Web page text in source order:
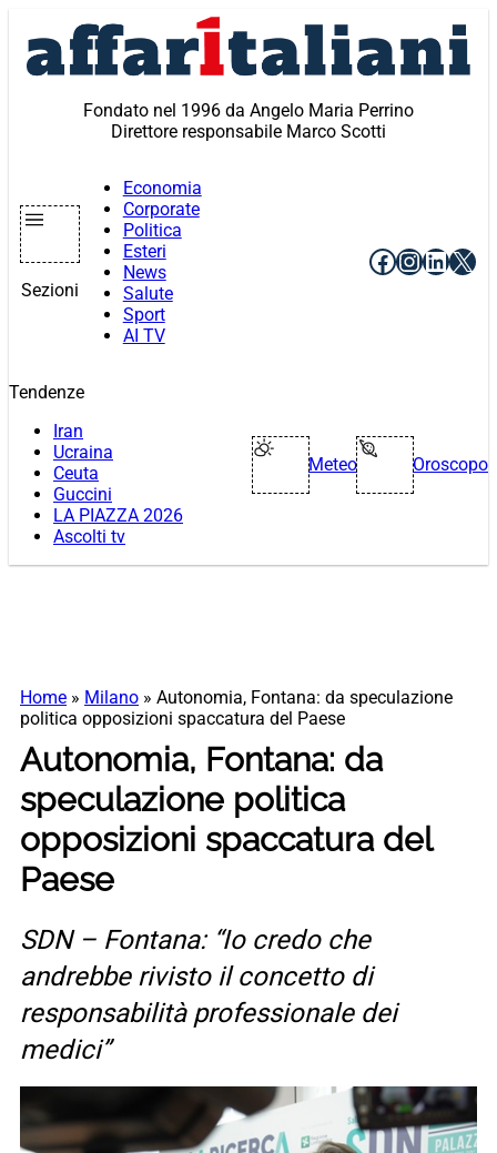
contenuto
Fondato nel 1996 da Angelo Maria Perrino
Direttore responsabile Marco Scotti
Sezioni
Economia
Corporate
Politica
Esteri
News
Salute
Sport
AI TV
Facebook
X
Tendenze
Iran
Ucraina
Ceuta
Guccini
LA PIAZZA 2026
Ascolti tv
Meteo Oroscopo
Home » Milano » Autonomia, Fontana: da speculazione
politica opposizioni spaccatura del Paese
Autonomia, Fontana: da
speculazione politica
opposizioni spaccatura del
Paese
SDN – Fontana: “Io credo che
andrebbe rivisto il concetto di
responsabilità professionale dei
medici”